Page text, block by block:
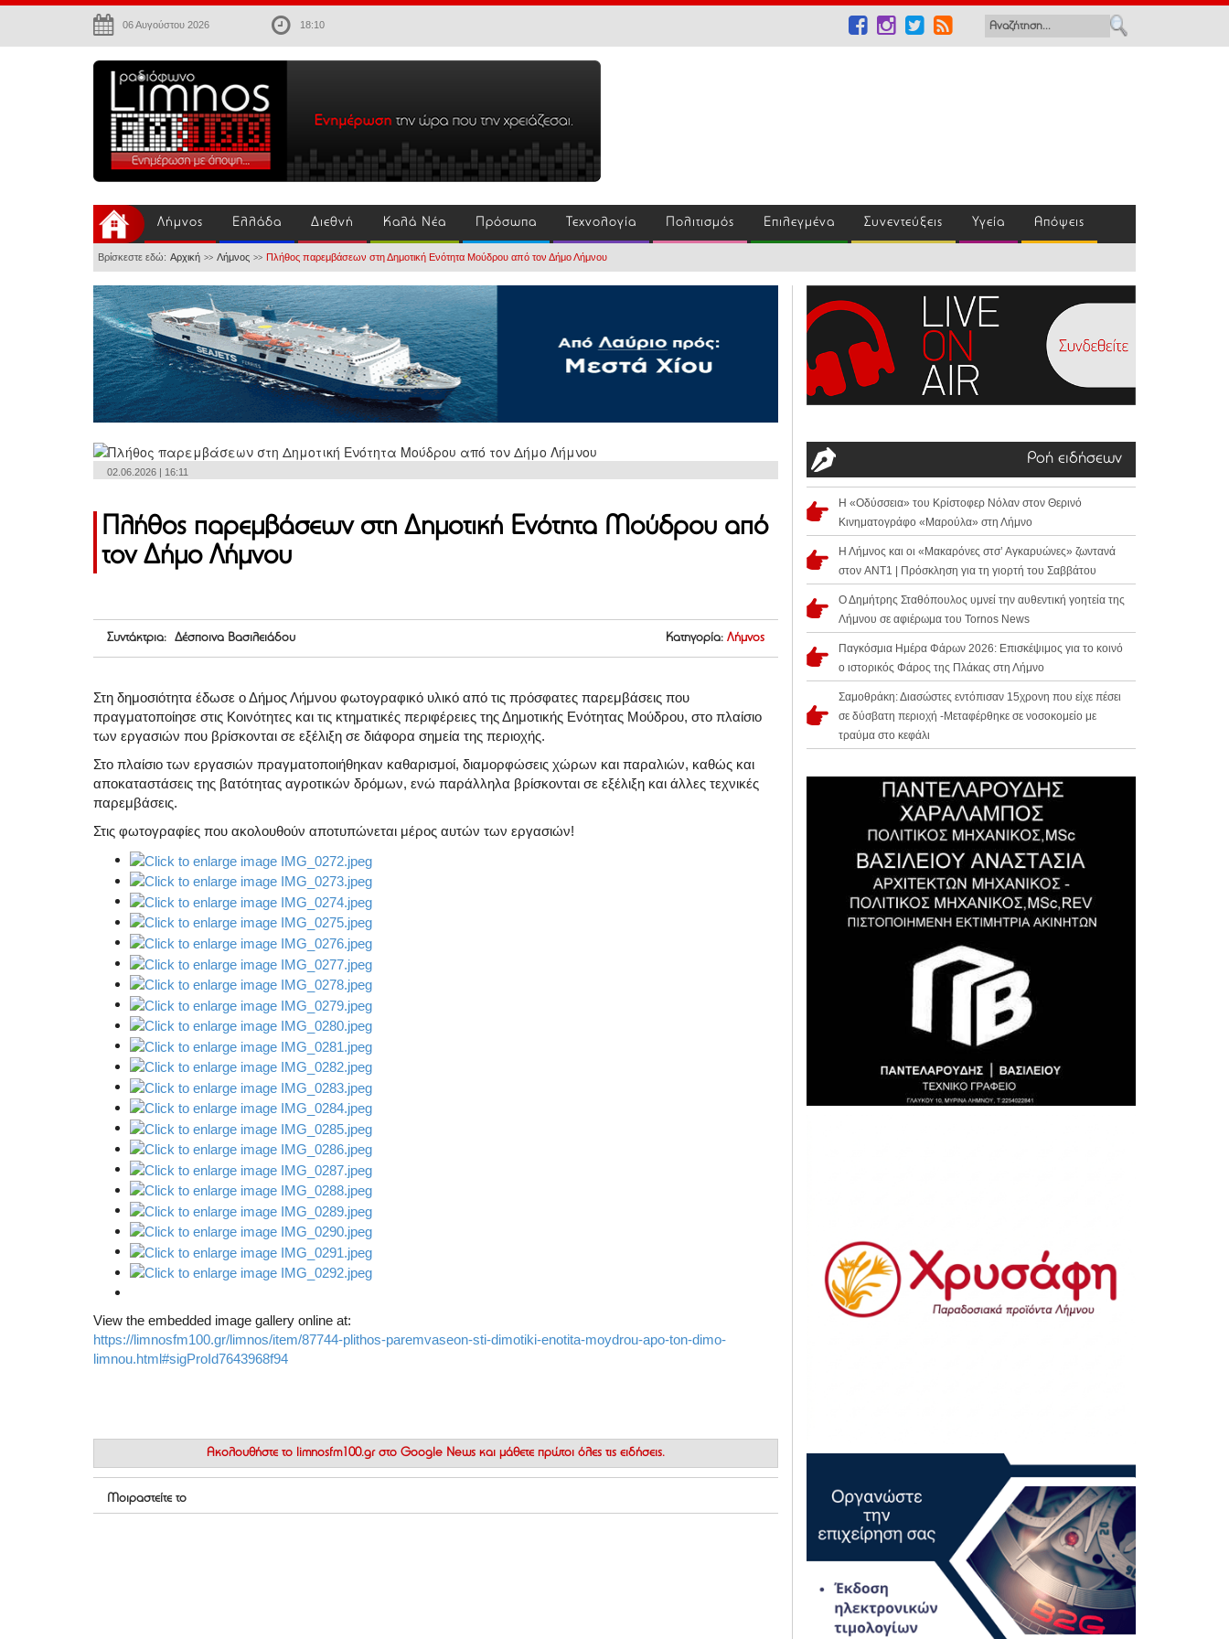
06 Αυγούστου 2026 18:10
Λήμνος Ελλάδα Διεθνή Καλά Νέα Πρόσωπα Τεχνολογία Πολιτισμός Επιλεγμένα Συνεντεύξεις Υγεία Απόψεις
Βρίσκεστε εδώ: Αρχική >> Λήμνος >> Πλήθος παρεμβάσεων στη Δημοτική Ενότητα Μούδρου από τον Δήμο Λήμνου
02.06.2026 | 16:11
Πλήθος παρεμβάσεων στη Δημοτική Ενότητα Μούδρου από
τον Δήμο Λήμνου
Συντάκτρια: Δέσποινα Βασιλειάδου Κατηγορία: Λήμνος
Στη δημοσιότητα έδωσε ο Δήμος Λήμνου φωτογραφικό υλικό από τις πρόσφατες παρεμβάσεις που
πραγματοποίησε στις Κοινότητες και τις κτηματικές περιφέρειες της Δημοτικής Ενότητας Μούδρου, στο πλαίσιο
των εργασιών που βρίσκονται σε εξέλιξη σε διάφορα σημεία της περιοχής.
Στο πλαίσιο των εργασιών πραγματοποιήθηκαν καθαρισμοί, διαμορφώσεις χώρων και παραλιών, καθώς και
αποκαταστάσεις της βατότητας αγροτικών δρόμων, ενώ παράλληλα βρίσκονται σε εξέλιξη και άλλες τεχνικές
παρεμβάσεις.
Στις φωτογραφίες που ακολουθούν αποτυπώνεται μέρος αυτών των εργασιών!
View the embedded image gallery online at:
https://limnosfm100.gr/limnos/item/87744-plithos-paremvaseon-sti-dimotiki-enotita-moydrou-apo-ton-dimo-
limnou.html#sigProId7643968f94
Ακολουθήστε το limnosfm100.gr στο Google News και μάθετε πρώτοι όλες τις ειδήσεις.
Μοιραστείτε το
Ροή ειδήσεων
Η «Οδύσσεια» του Κρίστοφερ Νόλαν στον Θερινό
Κινηματογράφο «Μαρούλα» στη Λήμνο
Η Λήμνος και οι «Μακαρόνες στσ’ Αγκαρυώνες» ζωντανά
στον ANT1 | Πρόσκληση για τη γιορτή του Σαββάτου
Ο Δημήτρης Σταθόπουλος υμνεί την αυθεντική γοητεία της
Λήμνου σε αφιέρωμα του Tornos News
Παγκόσμια Ημέρα Φάρων 2026: Επισκέψιμος για το κοινό
ο ιστορικός Φάρος της Πλάκας στη Λήμνο
Σαμοθράκη: Διασώστες εντόπισαν 15χρονη που είχε πέσει
σε δύσβατη περιοχή -Μεταφέρθηκε σε νοσοκομείο με
τραύμα στο κεφάλι